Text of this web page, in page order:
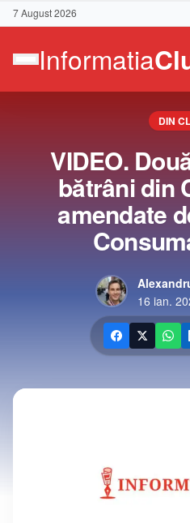
7 August 2026
DIN
VIDEO.
bătrâni din
amendate
16 ian.